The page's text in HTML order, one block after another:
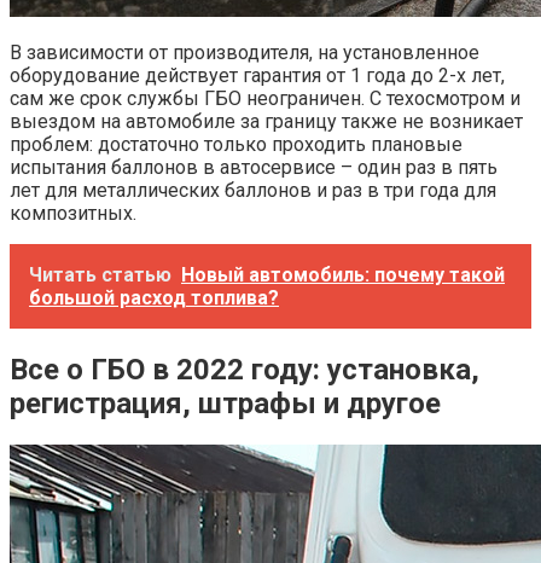
В зависимости от производителя, на установленное
оборудование действует гарантия от 1 года до 2-х лет,
сам же срок службы ГБО неограничен. С техосмотром и
выездом на автомобиле за границу также не возникает
проблем: достаточно только проходить плановые
испытания баллонов в автосервисе – один раз в пять
лет для металлических баллонов и раз в три года для
композитных.
Читать статью Новый автомобиль: почему такой
большой расход топлива?
Все о ГБО в 2022 году: установка,
регистрация, штрафы и другое